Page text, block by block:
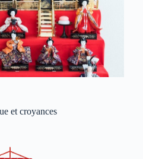
et croyances